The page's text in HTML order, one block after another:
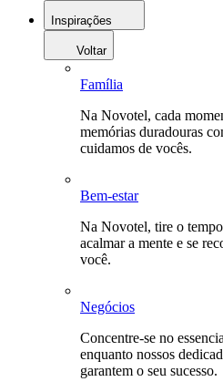
Inspirações
Voltar
Família
Na Novotel, cada
memórias duradouras
cuidamos de vocês.
Bem-estar
Na Novotel, tire o
acalmar a mente e se
você.
Negócios
Concentre-se no
enquanto nossos
garantem o seu sucesso.